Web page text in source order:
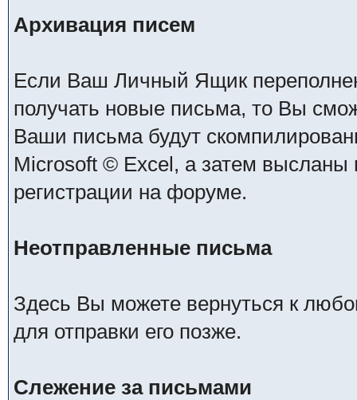
Архивация писем
Если Ваш Личный Ящик
получать новые письма, то Вы
Ваши письма будут
Microsoft © Excel, а затем
регистрации на форуме.
Неотправленные письма
Здесь Вы можете вернуться к
для отправки его позже.
Слежение за письмами